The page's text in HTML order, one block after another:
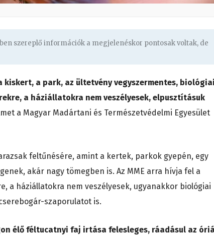
szereplő információk a megjelenéskor pontosak voltak, de
a park, az ültetvény vegyszermentes,
a háziállatokra nem veszélyesek, elpusztításuk
a Magyar Madártani és Természetvédelmi Egyesület
feltűnésére, amint a kertek, parkok gyepén, egy
akár nagy tömegben is. Az MME arra hívja fel a
a háziállatokra nem veszélyesek, ugyanakkor biológiai
szaporulatot is.
élő féltucatnyi faj irtása felesleges, ráadásul az